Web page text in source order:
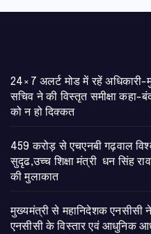
24×7 अलर्ट मोड में रहें
सचिव ने की विस्तृत समीक्षा कहा-
को न हो दिक्कत
459 करोड़ से एचएनबी गढ़वाल
सुदृढ,उच्च शिक्षा मंत्री धन सिंह
की मुलाकात
मुख्यमंत्री से महानिदेशक एनसीसी
एनसीसी के विस्तार एवं आधुनिक